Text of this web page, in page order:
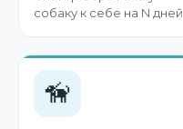
собаку к себе на N дней
🦮